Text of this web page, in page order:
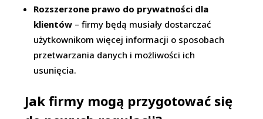
Rozszerzone prawo do prywatności dla
klientów – firmy będą musiały dostarczać
użytkownikom więcej informacji o sposobach
przetwarzania danych i możliwości ich
usunięcia.
Jak firmy mogą przygotować się